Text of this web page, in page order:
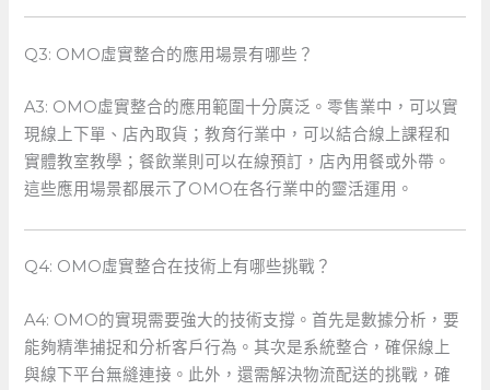
Q3:⁣ OMO虛實整合的應用場景有哪些？
A3: OMO虛實整合的應用範圍十分廣泛。零售業中，可以實
現線上下單、店內取貨；教育行業中，可以結合線上課程和
實體教室教學；餐飲業則可以在線預訂，店內用餐或外帶。
這些應用場景都展示了OMO在各行業中的靈活運用。
Q4: OMO虛實整合在技術上有哪些挑戰？
A4: OMO的實現需要強大的技術支撐。首先是數據分析，要
能夠精準捕捉和分析客戶行為。其次是系統整合，確保線上
與線下平台無縫連接。此外，還需解決物流配送的挑戰，確